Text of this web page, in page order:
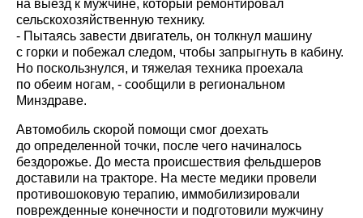
на выезд к мужчине, который ремонтировал
сельскохозяйственную технику.
- Пытаясь завести двигатель, он толкнул машину
с горки и побежал следом, чтобы запрыгнуть в кабину.
Но поскользнулся, и тяжелая техника проехала
по обеим ногам, - сообщили в региональном
Минздраве.
Автомобиль скорой помощи смог доехать
до определенной точки, после чего начиналось
бездорожье. До места происшествия фельдшеров
доставили на тракторе. На месте медики провели
противошоковую терапию, иммобилизировали
поврежденные конечности и подготовили мужчину